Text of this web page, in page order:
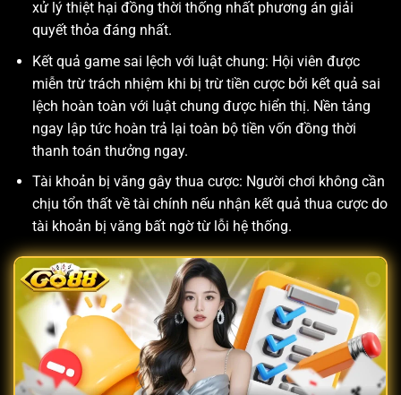
xử lý thiệt hại đồng thời thống nhất phương án giải
quyết thỏa đáng nhất.
Kết quả game sai lệch với luật chung: Hội viên được
miễn trừ trách nhiệm khi bị trừ tiền cược bởi kết quả sai
lệch hoàn toàn với luật chung được hiển thị. Nền tảng
ngay lập tức hoàn trả lại toàn bộ tiền vốn đồng thời
thanh toán thưởng ngay.
Tài khoản bị văng gây thua cược: Người chơi không cần
chịu tổn thất về tài chính nếu nhận kết quả thua cược do
tài khoản bị văng bất ngờ từ lỗi hệ thống.